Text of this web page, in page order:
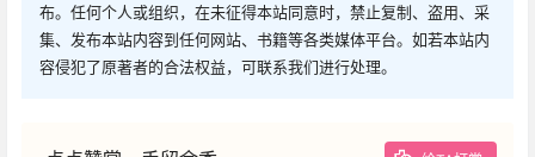
布。任何个人或组织，在未征得本站同意时，禁止复制、盗用、采
集、发布本站内容到任何网站、书籍等各类媒体平台。如若本站内
容侵犯了原著者的合法权益，可联系我们进行处理。